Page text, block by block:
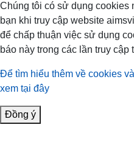
Chúng tôi có sử dụng cookies
bạn khi truy cập website
để chấp thuận việc sử dụng
báo này trong các lần truy cập
Để tìm hiểu thêm về cookies
xem tại đây
Đồng ý